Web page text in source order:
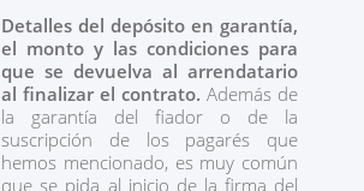
Detalles del depósito en garantía,
el monto y las condiciones para
que se devuelva al arrendatario
al finalizar el contrato. Además de
la garantía del fiador o de la
suscripción de los pagarés que
hemos mencionado, es muy común
que se pida al inicio de la firma del